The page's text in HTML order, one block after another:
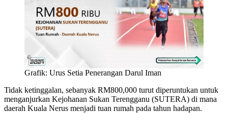
Grafik: Urus Setia Penerangan Darul Iman
Tidak ketinggalan, sebanyak RM800,000 turut diperuntukan untuk
menganjurkan Kejohanan Sukan Terengganu (SUTERA) di mana
daerah Kuala Nerus menjadi tuan rumah pada tahun hadapan.